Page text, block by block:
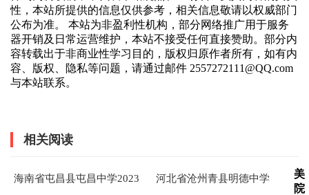
性，本站所提供的信息仅供参考，相关信息敬请以权威部门
公布为准。 本站为非盈利性机构，部分网络推广用于服务
器开销及日常运营维护，本站不接受任何直接赞助。部分内
容转载出于非商业性学习目的，版权归原作者所有，如有内
容、版权、隐私等问题，请通过邮件 2557272111@QQ.com
与本站联系。
相关阅读
海南省屯昌县屯昌中学2023
河北省沧州青县明德中学
美
院